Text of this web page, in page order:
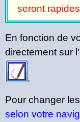
seront
En fonction de
directement sur
.
Pour changer
selon votre